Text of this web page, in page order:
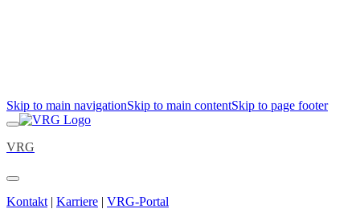
Skip to main navigationSkip to main contentSkip to page footer
VRG
Kontakt | Karriere | VRG-Portal